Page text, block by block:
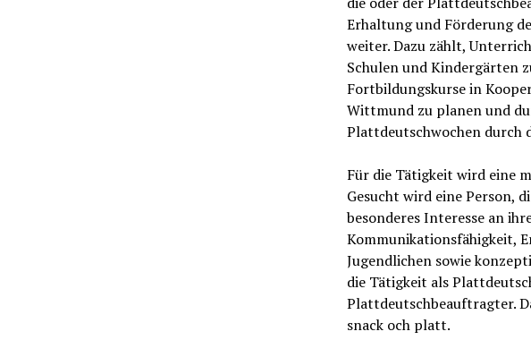
Erhaltung und Förderung
weiter. Dazu zählt,
Schulen und Kindergärten
Fortbildungskurse in
Wittmund zu planen und
Plattdeutschwochen durch
Für die Tätigkeit wird eine
Gesucht wird eine Person,
besonderes Interesse an
Kommunikationsfähigkeit,
Jugendlichen sowie
die Tätigkeit als
Plattdeutschbeauftragter.
snack och platt.